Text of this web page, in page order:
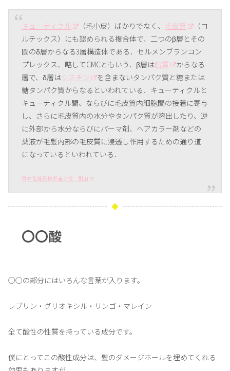
キューティクル （毛小皮）ばかりでなく、 毛皮質
（コ
ルテックス）にも認められる複合体で、二つのβ層とその
間のδ層からなる3層構造体である．セルメンブランコン
プレックス、略してCMCともいう．β層は脂質
からなる
層で、δ層はシスチン
を含まないタンパク質と糖または
糖タンパク質からなるといわれている．キューティクルと
キューティクル間、ならびに毛皮質内細胞間の接着に寄与
し、さらに毛皮質内の水分やタンパク質が溶出したり、逆
に外部から水分ならびにパーマ剤、ヘアカラー剤などの
薬液が毛髪内部の毛皮質に浸透し作用するための通り道
になっているといわれている．
日本化粧品技術者会様 引用
〇〇酸
○○の部分にはいろんな言葉が入ります。
レブリン・グリオキシル・リンゴ・マレイン
全て酸性の性質を持っている成分です。
僕にとってこの酸性成分は、髪のダメージホールを埋めてくれる